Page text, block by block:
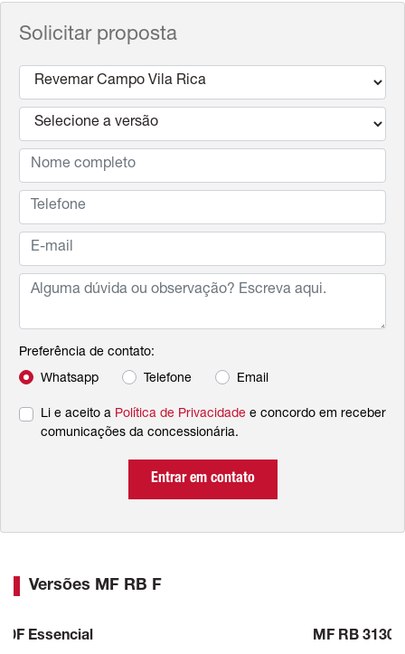
Solicitar proposta
Preferência de contato:
Whatsapp Telefone Email
Li e aceito a Política de Privacidade e concordo em receber
comunicações da concessionária.
Entrar em contato
Versões MF RB F
Essencial MF RB